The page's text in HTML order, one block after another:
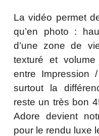
La vidéo permet
qu’en photo :
d’une zone de
texturé et
entre Impression
surtout la
reste un très bon
Adore devient
pour le rendu luxe